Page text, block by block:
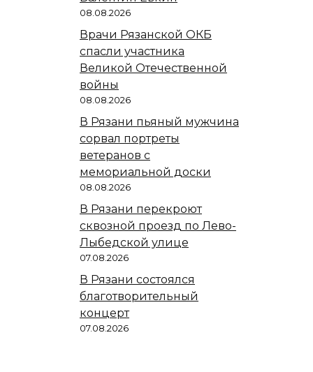
08.08.2026
Врачи Рязанской ОКБ
спасли участника
Великой Отечественной
войны
08.08.2026
В Рязани пьяный мужчина
сорвал портреты
ветеранов с
мемориальной доски
08.08.2026
В Рязани перекроют
сквозной проезд по Лево-
Лыбедской улице
07.08.2026
В Рязани состоялся
благотворительный
концерт
07.08.2026